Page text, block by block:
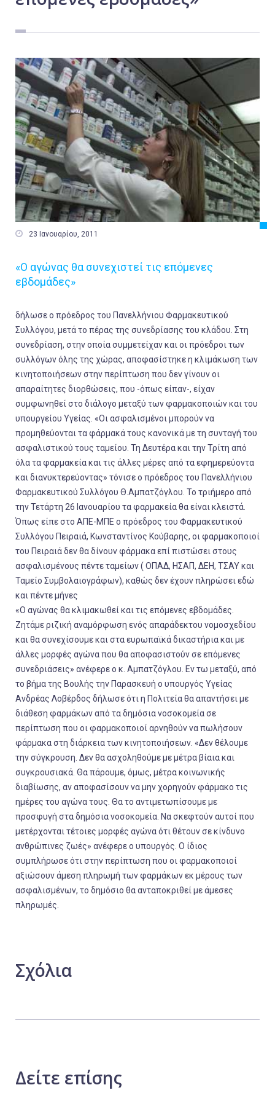
 23 Ιανουαρίου, 2011
«Ο αγώνας θα συνεχιστεί τις επόμενες
εβδομάδες»
δήλωσε ο πρόεδρος του Πανελλήνιου Φαρμακευτικού
Συλλόγου, μετά το πέρας της συνεδρίασης του κλάδου. Στη
συνεδρίαση, στην οποία συμμετείχαν και οι πρόεδροι των
συλλόγων όλης της χώρας, αποφασίστηκε η κλιμάκωση των
κινητοποιήσεων στην περίπτωση που δεν γίνουν οι
απαραίτητες διορθώσεις, που -όπως είπαν-, είχαν
συμφωνηθεί στο διάλογο μεταξύ των φαρμακοποιών και του
υπουργείου Υγείας. «Οι ασφαλισμένοι μπορούν να
προμηθεύονται τα φάρμακά τους κανονικά με τη συνταγή του
ασφαλιστικού τους ταμείου. Τη Δευτέρα και την Τρίτη από
όλα τα φαρμακεία και τις άλλες μέρες από τα εφημερεύοντα
και διανυκτερεύοντας» τόνισε ο πρόεδρος του Πανελλήνιου
Φαρμακευτικού Συλλόγου Θ.Αμπατζόγλου. Το τριήμερο από
την Τετάρτη 26 Ιανουαρίου τα φαρμακεία θα είναι κλειστά.
Όπως είπε στο ΑΠΕ-ΜΠΕ ο πρόεδρος του Φαρμακευτικού
Συλλόγου Πειραιά, Κωνσταντίνος Κούβαρης, οι φαρμακοποιοί
του Πειραιά δεν θα δίνουν φάρμακα επί πιστώσει στους
ασφαλισμένους πέντε ταμείων ( ΟΠΑΔ, ΗΣΑΠ, ΔΕΗ, ΤΣΑΥ και
Ταμείο Συμβολαιογράφων), καθώς δεν έχουν πληρώσει εδώ
και πέντε μήνες
«Ο αγώνας θα κλιμακωθεί και τις επόμενες εβδομάδες.
Ζητάμε ριζική αναμόρφωση ενός απαράδεκτου νομοσχεδίου
και θα συνεχίσουμε και στα ευρωπαϊκά δικαστήρια και με
άλλες μορφές αγώνα που θα αποφασιστούν σε επόμενες
συνεδριάσεις» ανέφερε ο κ. Αμπατζόγλου. Εν τω μεταξύ, από
το βήμα της Βουλής την Παρασκευή ο υπουργός Υγείας
Ανδρέας Λοβέρδος δήλωσε ότι η Πολιτεία θα απαντήσει με
διάθεση φαρμάκων από τα δημόσια νοσοκομεία σε
περίπτωση που οι φαρμακοποιοί αρνηθούν να πωλήσουν
φάρμακα στη διάρκεια των κινητοποιήσεων. «Δεν θέλουμε
την σύγκρουση. Δεν θα ασχοληθούμε με μέτρα βίαια και
συγκρουσιακά. Θα πάρουμε, όμως, μέτρα κοινωνικής
διαβίωσης, αν αποφασίσουν να μην χορηγούν φάρμακο τις
ημέρες του αγώνα τους. Θα το αντιμετωπίσουμε με
προσφυγή στα δημόσια νοσοκομεία. Να σκεφτούν αυτοί που
μετέρχονται τέτοιες μορφές αγώνα ότι θέτουν σε κίνδυνο
ανθρώπινες ζωές» ανέφερε ο υπουργός. Ο ίδιος
συμπλήρωσε ότι στην περίπτωση που οι φαρμακοποιοί
αξιώσουν άμεση πληρωμή των φαρμάκων εκ μέρους των
ασφαλισμένων, το δημόσιο θα ανταποκριθεί με άμεσες
πληρωμές.
Σχόλια
Δείτε επίσης
Ελλάδα
Τοπικά
Αγροτικά
Οικονομία
Πολιτική
Αθλητικά
Αστυνομικό Δελτίο